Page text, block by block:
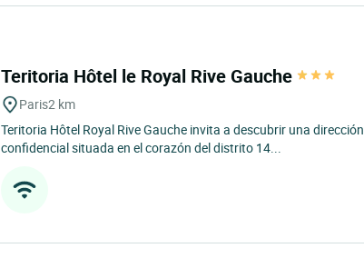
Teritoria Hôtel le Royal Rive Gauche
Paris2 km
Teritoria Hôtel Royal Rive Gauche invita a descubrir una dirección
confidencial situada en el corazón del distrito 14...